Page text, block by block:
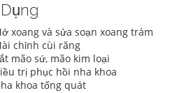
xoang và sửa soạn xoang trám
chỉnh cùi răng
mão sứ, mão kim loại
trị phục hồi nha khoa
khoa tổng quát